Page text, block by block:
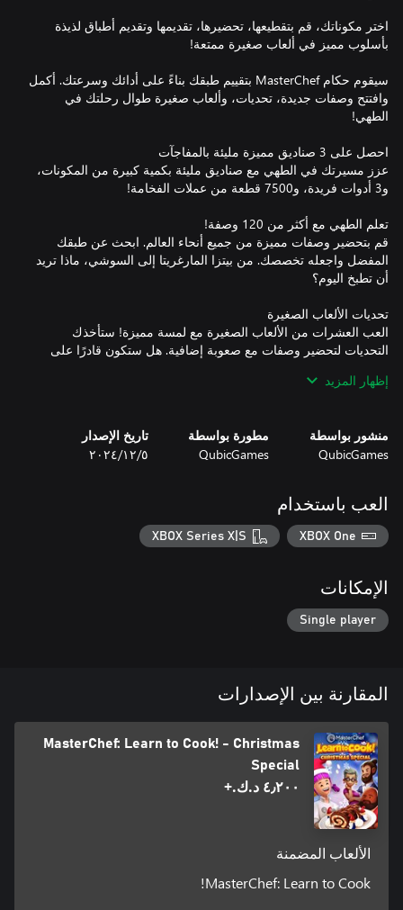
اختر مكوناتك، قم بتقطيعها، تحضيرها، تقديمها وتقديم أطباق لذيذة
سيقوم حكام MasterChef بتقييم طبقك بناءً على أدائك وسرعتك. أكمل
وافتتح وصفات جديدة، تحديات، وألعاب صغيرة طوال رحلتك في
عزز مسيرتك في الطهي مع صناديق مليئة بكمية كبيرة من المكونات،
قم بتحضير وصفات مميزة من جميع أنحاء العالم. ابحث عن طبقك
المفضل واجعله تخصصك. من بيتزا المارغريتا إلى السوشي، ماذا تريد
العب العشرات من الألعاب الصغيرة مع لمسة مميزة! ستأخذك
التحديات لتحضير وصفات مع صعوبة إضافية. هل ستكون قادرًا على
وتميزًا من خلال تغيير زيك من مجموعة واسعة من الملابس،
من خلال إكمال الألعاب الصغيرة، الأحداث والتحديات، ستتمكن من
جمع معدات طهي مختلفة مثل الأواني، الأدوات، الأطباق وغيرها،
حان الوقت لتثبت أنك شيف محترف!
إظهار المزيد
منشور بواسطة
QubicGames
مطورة بواسطة
QubicGames
تاريخ الإصدار
٥‏/١٢‏/٢٠٢٤
العب باستخدام
XBOX One
XBOX Series X|S
الإمكانات
Single player
المقارنة بين الإصدارات
MasterChef: Learn to Cook! - Christmas
Special
٤٫٢٠٠ د.ك.‏+
الألعاب المضمنة
MasterChef: Learn to Cook!